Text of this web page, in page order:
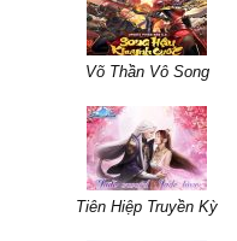
Võ Thần Vô Song
Tiên Hiệp Truyền Kỳ